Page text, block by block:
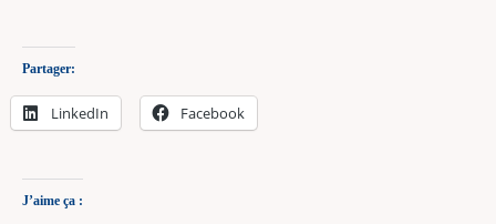
Partager:
LinkedIn Facebook
J’aime ça :